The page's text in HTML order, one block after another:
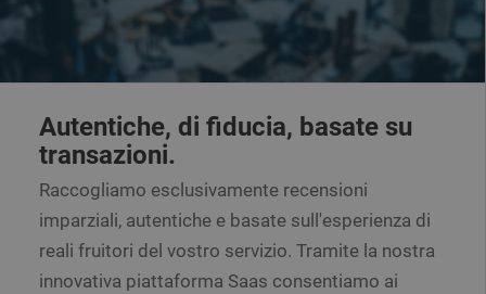
Autentiche, di fiducia, basate su
transazioni.
Raccogliamo esclusivamente recensioni
imparziali, autentiche e basate sull'esperienza di
reali fruitori del vostro servizio. Tramite la nostra
innovativa piattaforma Saas consentiamo ai